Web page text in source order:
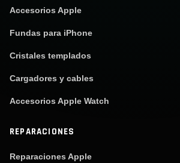
Accesorios Apple
Fundas para iPhone
Cristales templados
Cargadores y cables
Accesorios Apple Watch
REPARACIONES
Reparaciones Apple